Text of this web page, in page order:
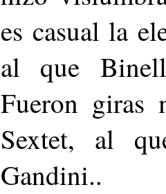
es casual la
al que
Fueron giras
Sextet, al
Gandini..